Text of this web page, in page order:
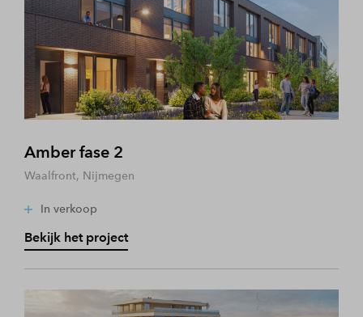
Amber fase 2
Waalfront, Nijmegen
In verkoop
Bekijk het project